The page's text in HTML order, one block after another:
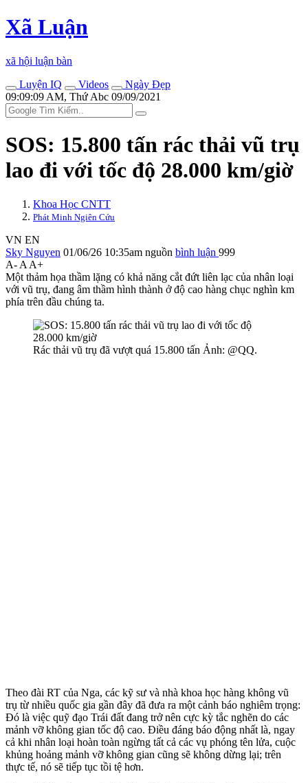
Xã Luận
xã hội luận bàn
Luyện IQ
Videos
Ngày Đẹp
09:09:09 AM, Thứ Abc 09/09/2021
SOS: 15.800 tấn rác thải vũ trụ
lao đi với tốc độ 28.000 km/giờ
Khoa Học CNTT
Phát Minh Ngiên Cứu
VN EN
Sky Nguyen 01/06/26 10:35am nguồn bình luận 999
A- A A+
Một thảm họa thầm lặng có khả năng cắt đứt liên lạc của nhân loại
với vũ trụ, đang âm thầm hình thành ở độ cao hàng chục nghìn km
phía trên đầu chúng ta.
Rác thải vũ trụ đã vượt quá 15.800 tấn Ảnh: @QQ.
Theo đài RT của Nga, các kỹ sư và nhà khoa học hàng không vũ
trụ từ nhiều quốc gia gần đây đã đưa ra một cảnh báo nghiêm trọng:
Đó là việc quỹ đạo Trái đất đang trở nên cực kỳ tắc nghẽn do các
mảnh vỡ không gian tốc độ cao. Điều đáng báo động nhất là, ngay
cả khi nhân loại hoàn toàn ngừng tất cả các vụ phóng tên lửa, cuộc
khủng hoảng mảnh vỡ không gian cũng sẽ không dừng lại; trên
thực tế, nó sẽ tiếp tục tồi tệ hơn.